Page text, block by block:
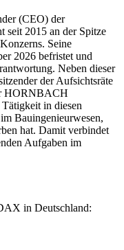
(CEO) der
2015 an der Spitze
Seine
2026 befristet und
Neben dieser
der Aufsichtsräte
HORNBACH
in diesen
Bauingenieurwesen,
hat. Damit verbindet
Aufgaben im
in Deutschland: